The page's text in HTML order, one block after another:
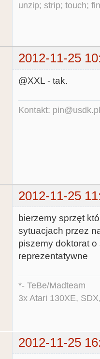
unzip; strip; touch;
2012-11-25
@XXL - tak.
Kontakt: pin@usdk.pl
2012-11-25
bierzemy sprzęt
sytuacjach przez
piszemy doktorat
reprezentatywne
*- TeBe/Madteam
3x Atari 130XE,
2012-11-25